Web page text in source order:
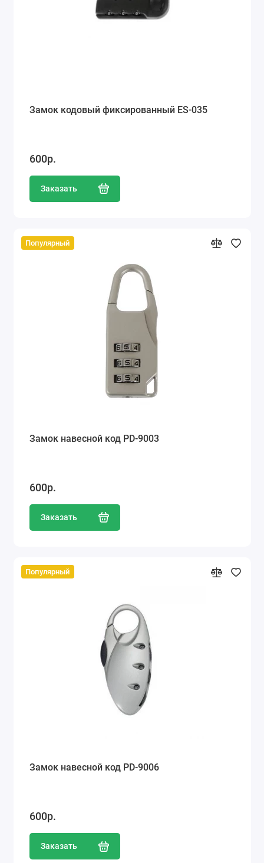
Ремонт мелкой бытовой техники
Ремонт компьютеров
Ремонт мобильных телефонов
Макеты для печати на кружках
Замок кодовый фиксированный ES-035
600р.
Заказать
Популярный
Замок навесной код PD-9003
600р.
Заказать
Популярный
Замок навесной код PD-9006
600р.
Заказать